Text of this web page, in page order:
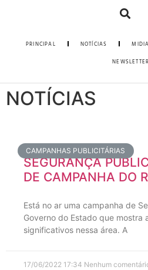
PRINCIPAL NOTÍCIAS
NEWSLETTER
NOTÍCIAS
CAMPANHAS PUBLICITÁRIAS
SEGURANÇA
DE CAMPANHA DO
Está no ar uma campanha de
Governo do Estado que mostra
significativos nessa área. A
17/06/2022 17:34 Nenhum